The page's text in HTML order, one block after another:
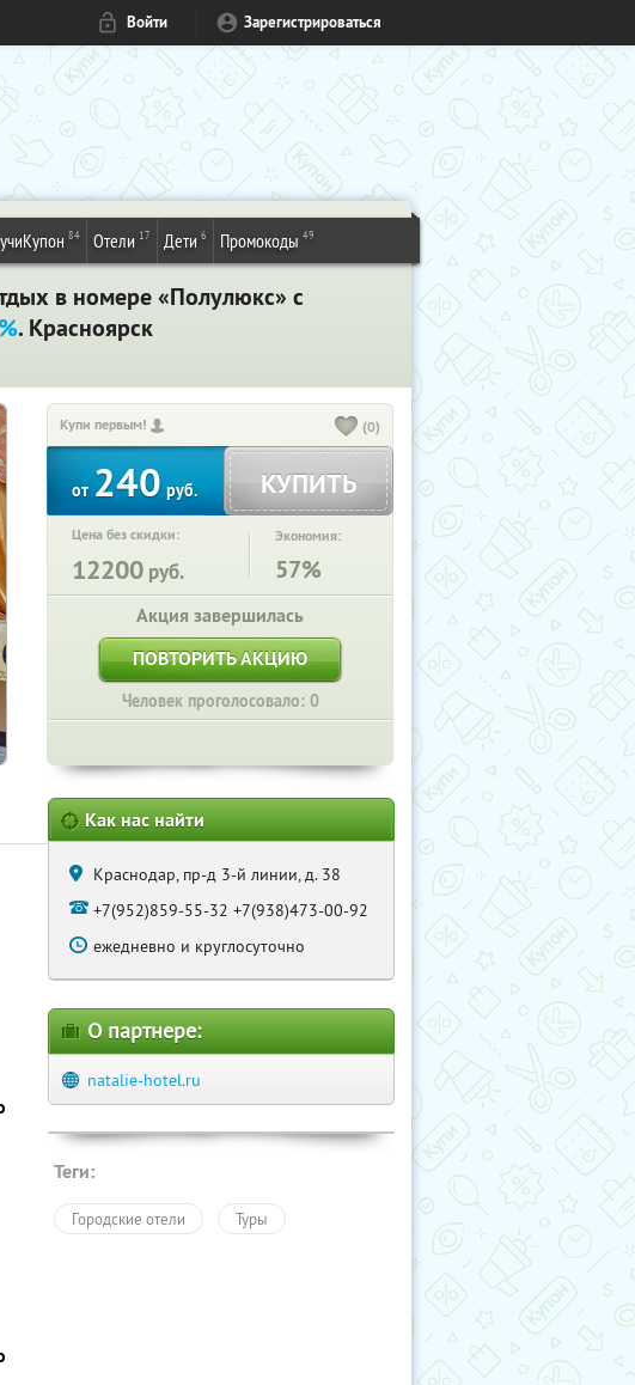
Войти Зарегистрироваться
84 Отели 17 Дети 6 Промокоды 49
в номере «Полулюкс» с
. Красноярск
Купи первым! (0)
от240руб. КУПИТЬ
Цена без скидки:
12200 руб.
Экономия:
57%
Акция завершилась
ПОВТОРИТЬ АКЦИЮ
Человек проголосовало: 0
Как нас найти
Краснодар, пр-д 3-й линии, д. 38
+7(952)859-55-32 +7(938)473-00-92
ежедневно и круглосуточно
О партнере:
natalie-hotel.ru
Теги:
Городские отели Туры